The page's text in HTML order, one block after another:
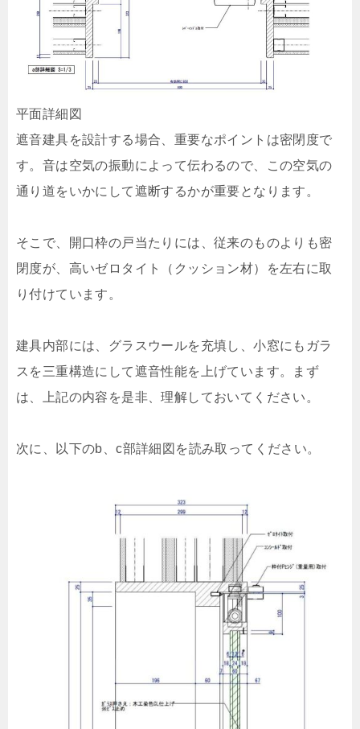
平面詳細図
遮音建具を設計する場合、重要なポイントは密閉度で
す。音は空気の振動によって伝わるので、この空気の
通り道をいかにして遮断するかが重要となります。
そこで、開口枠の戸当たりには、従来のものよりも密
閉度が、高いゼロタイト（クッション材）を左右に取
り付けています。
建具内部には、グラスウールを充填し、小窓にもガラ
スを三重構造にして遮音性能を上げています。まず
は、上記の内容を是非、理解しておいてください。
次に、以下のb、c部詳細図を読み取ってください。